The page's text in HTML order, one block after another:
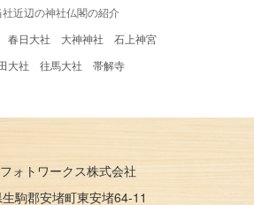
社近辺の神社仏閣の紹介
春日大社 大神神社 石上神宮
大社 往馬大社 帯解寺
ォトワークス株式会社
駒郡安堵町東安堵64-11